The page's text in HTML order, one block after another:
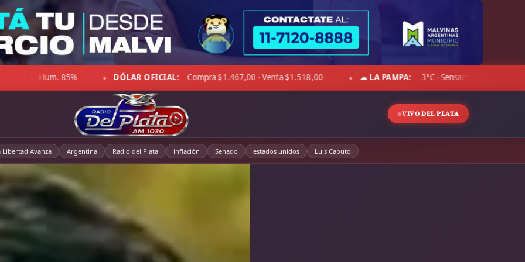
Sensación -2°C · Cielo despejado · Viento 12 km/h · Hum. 79% ◆ DÓLAR BLUE: Compra $1.497,00 · Venta $1.530,00
VIVO DEL PLATA
Libertad Avanza Argentina Radio del Plata inflación Senado estados unidos Luis Caputo